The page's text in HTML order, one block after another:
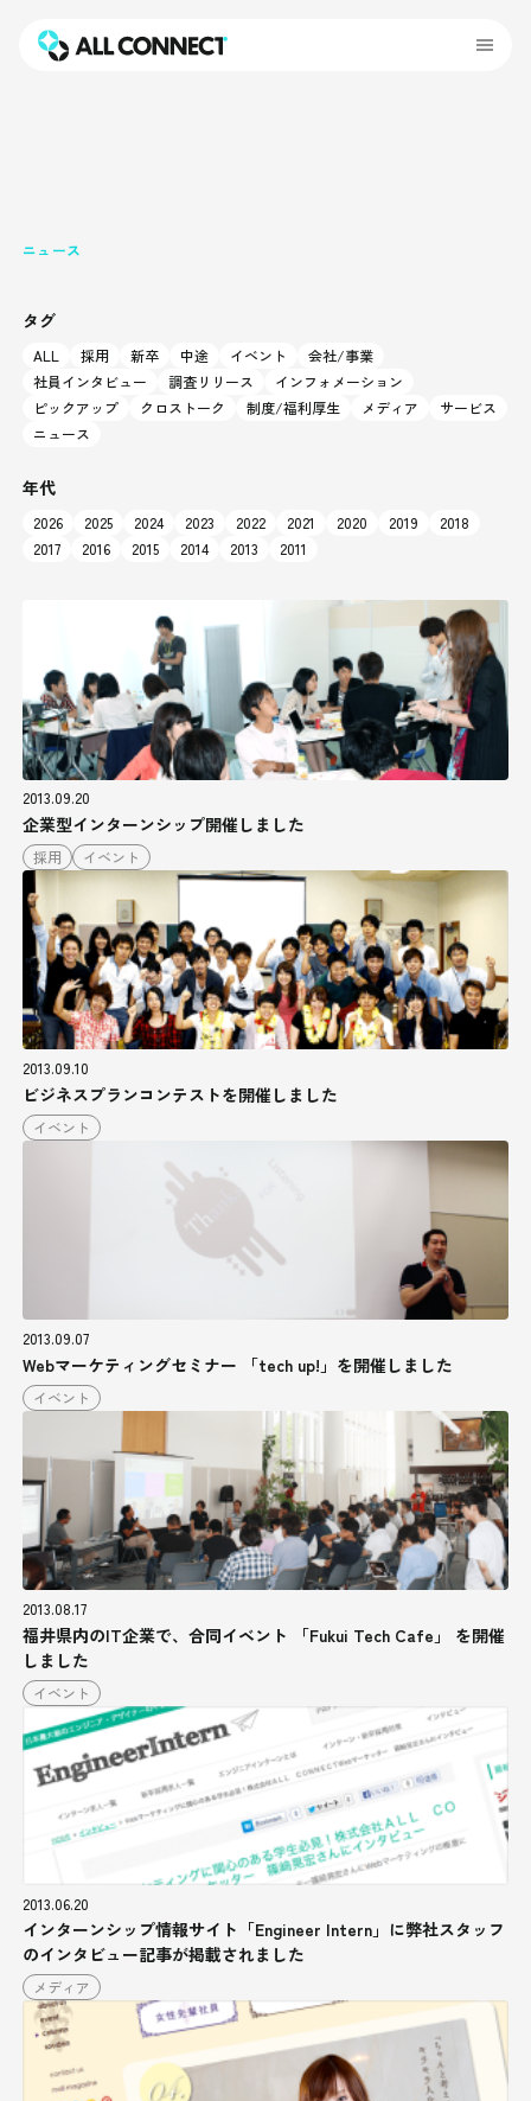
ニュース
タグ
ALL 採用 新卒 中途 イベント
会社/事業
社員インタビュー
調査リリース
インフォメーション
ピックアップ
クロストーク 制度/福利厚生 メディア
サービス
ニュース
年代
2026 2025 2024 2023 2022 2021 2020 2019
2018
2017
2016 2015 2014 2013 2011
2013.09.20
企業型インターンシップ開催しました
採用 イベント
2013.09.10
ビジネスプランコンテストを開催しました
イベント
2013.09.07
Webマーケティングセミナー 「tech up!」を開催しました
イベント
2013.08.17
福井県内のIT企業で、合同イベント 「Fukui Tech Cafe」 を開催
しました
イベント
2013.06.20
インターンシップ情報サイト「Engineer Intern」に弊社スタッフ
のインタビュー記事が掲載されました
メディア